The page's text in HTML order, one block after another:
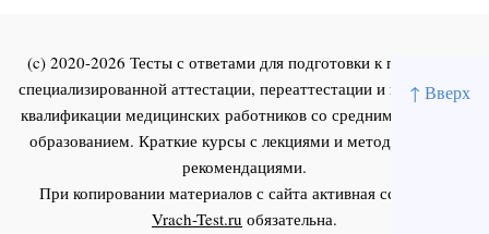
↑ Вверх
(c) 2020-2026 Тесты с ответами для подготовки к первичной
специализированной аттестации, переаттестации и повышения
квалификации медицинских работников со средним и высшим
образованием. Краткие курсы с лекциями и методическими
рекомендациями.
При копировании материалов с сайта активная ссылка на
Vrach-Test.ru обязательна.